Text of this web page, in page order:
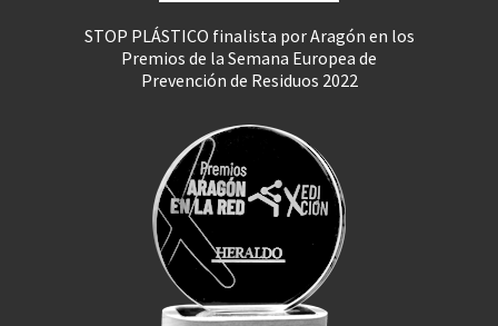
STOP PLÁSTICO finalista por Aragón en los
Premios de la Semana Europea de
Prevención de Residuos 2022